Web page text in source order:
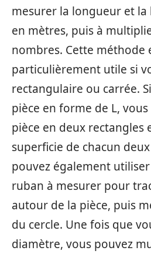
mesurer la longueur et la
en mètres, puis à
nombres. Cette méthode
particulièrement utile si
rectangulaire ou carrée.
pièce en forme de L,
pièce en deux rectangles
superficie de chacun
pouvez également
ruban à mesurer pour
autour de la pièce, puis
du cercle. Une fois que
diamètre, vous pouvez